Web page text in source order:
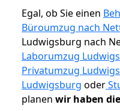
Egal, ob Sie einen
Büroumzug nach
Ludwigsburg nach
Laborumzug
Privatumzug
Ludwigsburg oder
planen wir haben